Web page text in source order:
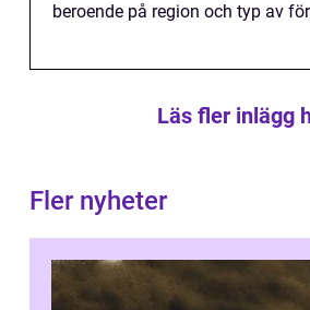
beroende på region och typ av
Läs fler inlägg
Fler nyheter